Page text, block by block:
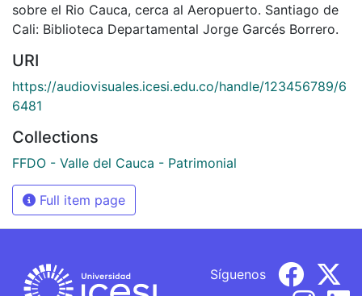
sobre el Rio Cauca, cerca al Aeropuerto. Santiago de
Cali: Biblioteca Departamental Jorge Garcés Borrero.
URI
https://audiovisuales.icesi.edu.co/handle/123456789/6
6481
Collections
FFDO - Valle del Cauca - Patrimonial
Full item page
Síguenos